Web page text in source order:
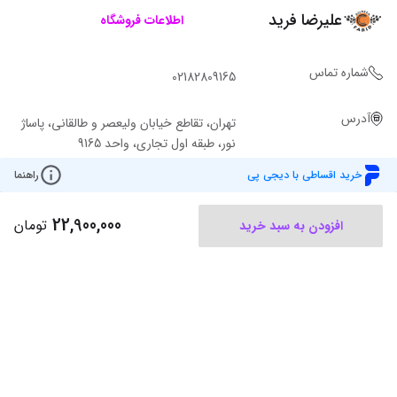
خرید اقساطی با دیجی پی راهنما
افزودن به سبد خرید 22,900,000 تومان
علیرضا فرید اطلاعات فروشگاه
شماره تماس 02182809165
آدرس
تهران، تقاطع خیابان ولیعصر و طالقانی، پاساژ
نور، طبقه اول تجاری، واحد 9165